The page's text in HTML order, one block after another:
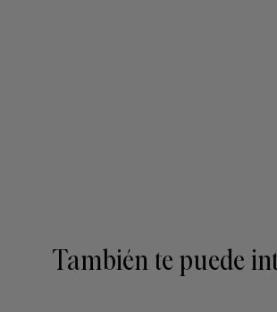
También te puede